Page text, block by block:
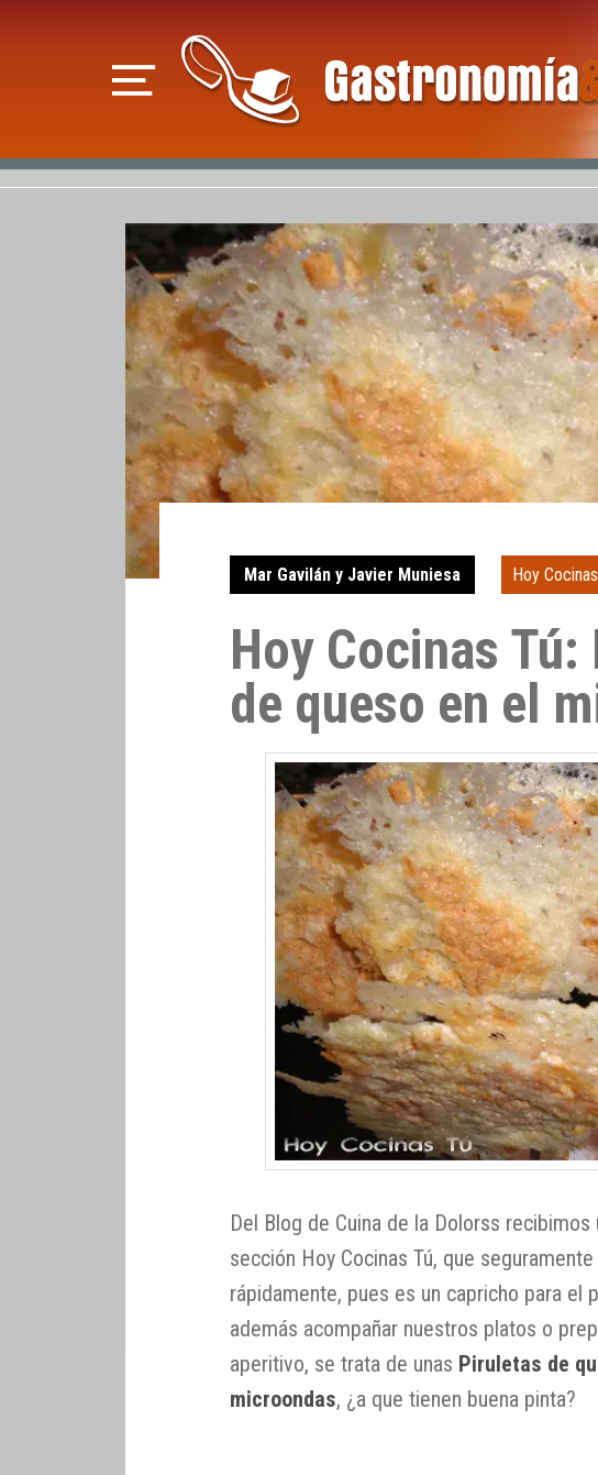
Mar Gavilán y Javier Muniesa Hoy
Hoy Cocinas
de queso en el
Del Blog de Cuina de la Dolorss
sección Hoy Cocinas Tú, que
rápidamente, pues es un capricho para el
además acompañar nuestros platos o
aperitivo, se trata de unas Piruletas de
microondas, ¿a que tienen buena pinta?